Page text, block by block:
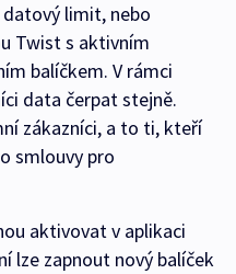
limit, nebo
Twist s aktivním
balíčkem. V rámci
data čerpat stejně.
zákazníci, a to ti, kteří
smlouvy pro
aktivovat v aplikaci
lze zapnout nový balíček